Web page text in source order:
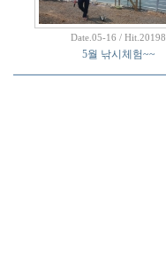
Date.05-16 / Hit.20198
5월 낚시체험~~